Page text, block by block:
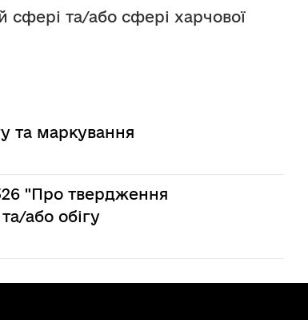
сфері та/або сфері харчової
та маркування
"Про твердження
або обігу